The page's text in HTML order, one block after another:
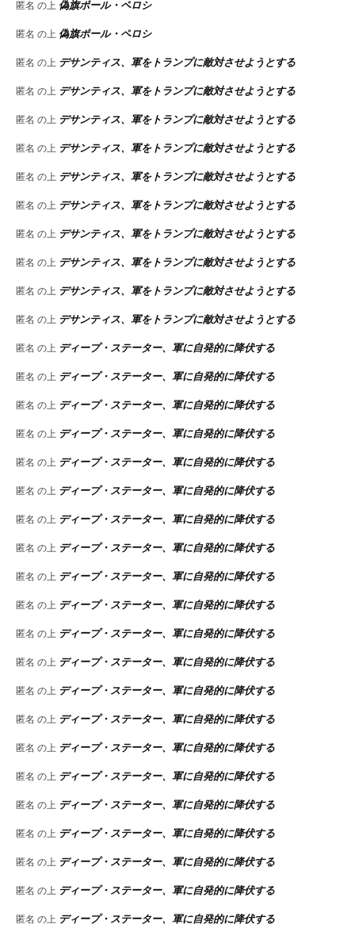
匿名 の上 偽旗ポール・ペロシ
匿名 の上 偽旗ポール・ペロシ
匿名 の上 デサンティス、軍をトランプに敵対させようとする
匿名 の上 デサンティス、軍をトランプに敵対させようとする
匿名 の上 デサンティス、軍をトランプに敵対させようとする
匿名 の上 デサンティス、軍をトランプに敵対させようとする
匿名 の上 デサンティス、軍をトランプに敵対させようとする
匿名 の上 デサンティス、軍をトランプに敵対させようとする
匿名 の上 デサンティス、軍をトランプに敵対させようとする
匿名 の上 デサンティス、軍をトランプに敵対させようとする
匿名 の上 デサンティス、軍をトランプに敵対させようとする
匿名 の上 デサンティス、軍をトランプに敵対させようとする
匿名 の上 ディープ・ステーター、軍に自発的に降伏する
匿名 の上 ディープ・ステーター、軍に自発的に降伏する
匿名 の上 ディープ・ステーター、軍に自発的に降伏する
匿名 の上 ディープ・ステーター、軍に自発的に降伏する
匿名 の上 ディープ・ステーター、軍に自発的に降伏する
匿名 の上 ディープ・ステーター、軍に自発的に降伏する
匿名 の上 ディープ・ステーター、軍に自発的に降伏する
匿名 の上 ディープ・ステーター、軍に自発的に降伏する
匿名 の上 ディープ・ステーター、軍に自発的に降伏する
匿名 の上 ディープ・ステーター、軍に自発的に降伏する
匿名 の上 ディープ・ステーター、軍に自発的に降伏する
匿名 の上 ディープ・ステーター、軍に自発的に降伏する
匿名 の上 ディープ・ステーター、軍に自発的に降伏する
匿名 の上 ディープ・ステーター、軍に自発的に降伏する
匿名 の上 ディープ・ステーター、軍に自発的に降伏する
匿名 の上 ディープ・ステーター、軍に自発的に降伏する
匿名 の上 ディープ・ステーター、軍に自発的に降伏する
匿名 の上 ディープ・ステーター、軍に自発的に降伏する
匿名 の上 ディープ・ステーター、軍に自発的に降伏する
匿名 の上 ディープ・ステーター、軍に自発的に降伏する
匿名 の上 ディープ・ステーター、軍に自発的に降伏する